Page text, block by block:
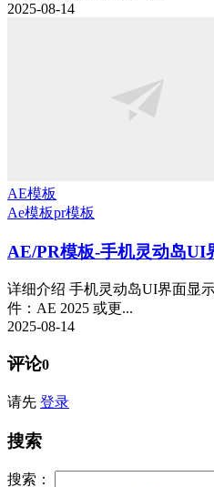
2025-08-14
AE模板
Ae模板pr模板
AE/PR模板-手机灵动岛UI
详细介绍 手机灵动岛UI界面显
件：AE 2025 或更...
2025-08-14
评论0
请先 登录
搜索
搜索：